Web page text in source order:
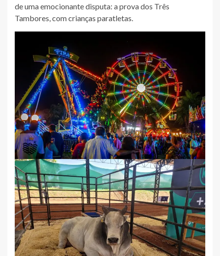
de uma emocionante disputa: a prova dos Três
Tambores, com crianças paratletas.